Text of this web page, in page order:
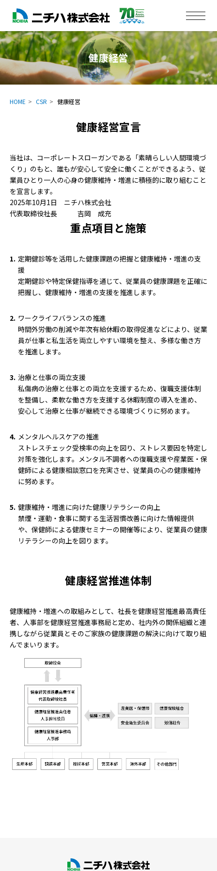
健康経営
HOME CSR 健康経営
健康経営宣言
当社は、コーポレートスローガンである「素晴らしい人間環境づ
くり」のもと、誰もが安心して安全に働くことができるよう、従
業員ひとり一人の心身の健康維持・増進に積極的に取り組むこと
を宣言します。
2025年10月1日 ニチハ株式会社
代表取締役社長 吉岡 成充
重点項目と施策
定期健診等を活用した健康課題の把握と健康維持・増進の支
援
定期健診や特定保健指導を通じて、従業員の健康課題を正確に
把握し、健康維持・増進の支援を推進します。
ワークライフバランスの推進
時間外労働の削減や年次有給休暇の取得促進などにより、従業
員が仕事と私生活を両立しやすい環境を整え、多様な働き方
を推進します。
治療と仕事の両立支援
私傷病の治療と仕事との両立を支援するため、復職支援体制
を整備し、柔軟な働き方を支援する休暇制度の導入を進め、
安心して治療と仕事が継続できる環境づくりに努めます。
メンタルヘルスケアの推進
ストレスチェック受検率の向上を図り、ストレス要因を特定し
対策を強化します。メンタル不調者への復職支援や産業医・保
健師による健康相談窓口を充実させ、従業員の心の健康維持
に努めます。
健康維持・増進に向けた健康リテラシーの向上
禁煙・運動・食事に関する生活習慣改善に向けた情報提供
や、保健師による健康セミナーの開催等により、従業員の健康
リテラシーの向上を図ります。
健康経営推進体制
健康維持・増進への取組みとして、社長を健康経営推進最高責任
者、人事部を健康経営推進事務局と定め、社内外の関係組織と連
携しながら従業員とそのご家族の健康課題の解決に向けて取り組
んでまいります。